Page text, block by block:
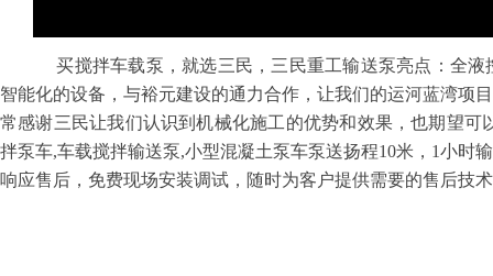
买搅拌车载泵，就选三民， 三民重工输送泵亮点： 全液
智能化的设备，与裕元建设的通力合作，让我们的运河蓝湾项
常感谢三民让我们认识到机械化施工的优势和效果，也期望可
拌泵车,车载搅拌输送泵,小型混凝土泵车泵送扬程10米，1小时
响应售后，免费现场安装调试，随时为客户提供需要的售后技